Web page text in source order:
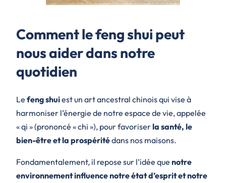
Comment le feng shui peut
nous aider dans notre
quotidien
Le feng shuiest un art ancestral chinois qui vise à
harmoniser l’énergie de notre espace de vie, appelée
« qi » (prononcé « chi »), pour favoriserla santé, le
bien-être et la prospéritédans nos maisons.
Fondamentalement, il repose sur l’idée que notre
environnement influence notre état d’esprit et notre